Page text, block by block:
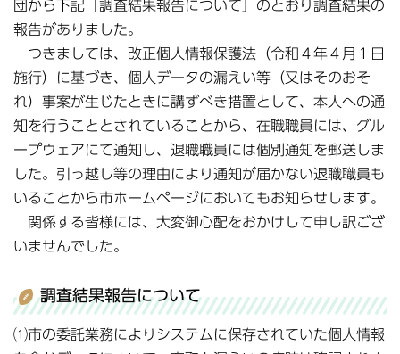
団から下記「調査結果報告について」のとおり調査結果の
報告がありました。
つきましては、改正個人情報保護法（令和４年４月１日
施行）に基づき、個人データの漏えい等（又はそのおそ
れ）事案が生じたときに講ずべき措置として、本人への通
知を行うこととされていることから、在職職員には、グル
ープウェアにて通知し、退職職員には個別通知を郵送しま
した。引っ越し等の理由により通知が届かない退職職員も
いることから市ホームページにおいてもお知らせします。
関係する皆様には、大変御心配をおかけして申し訳ござ
いませんでした。
調査結果報告について
⑴市の委託業務によりシステムに保存されていた個人情報